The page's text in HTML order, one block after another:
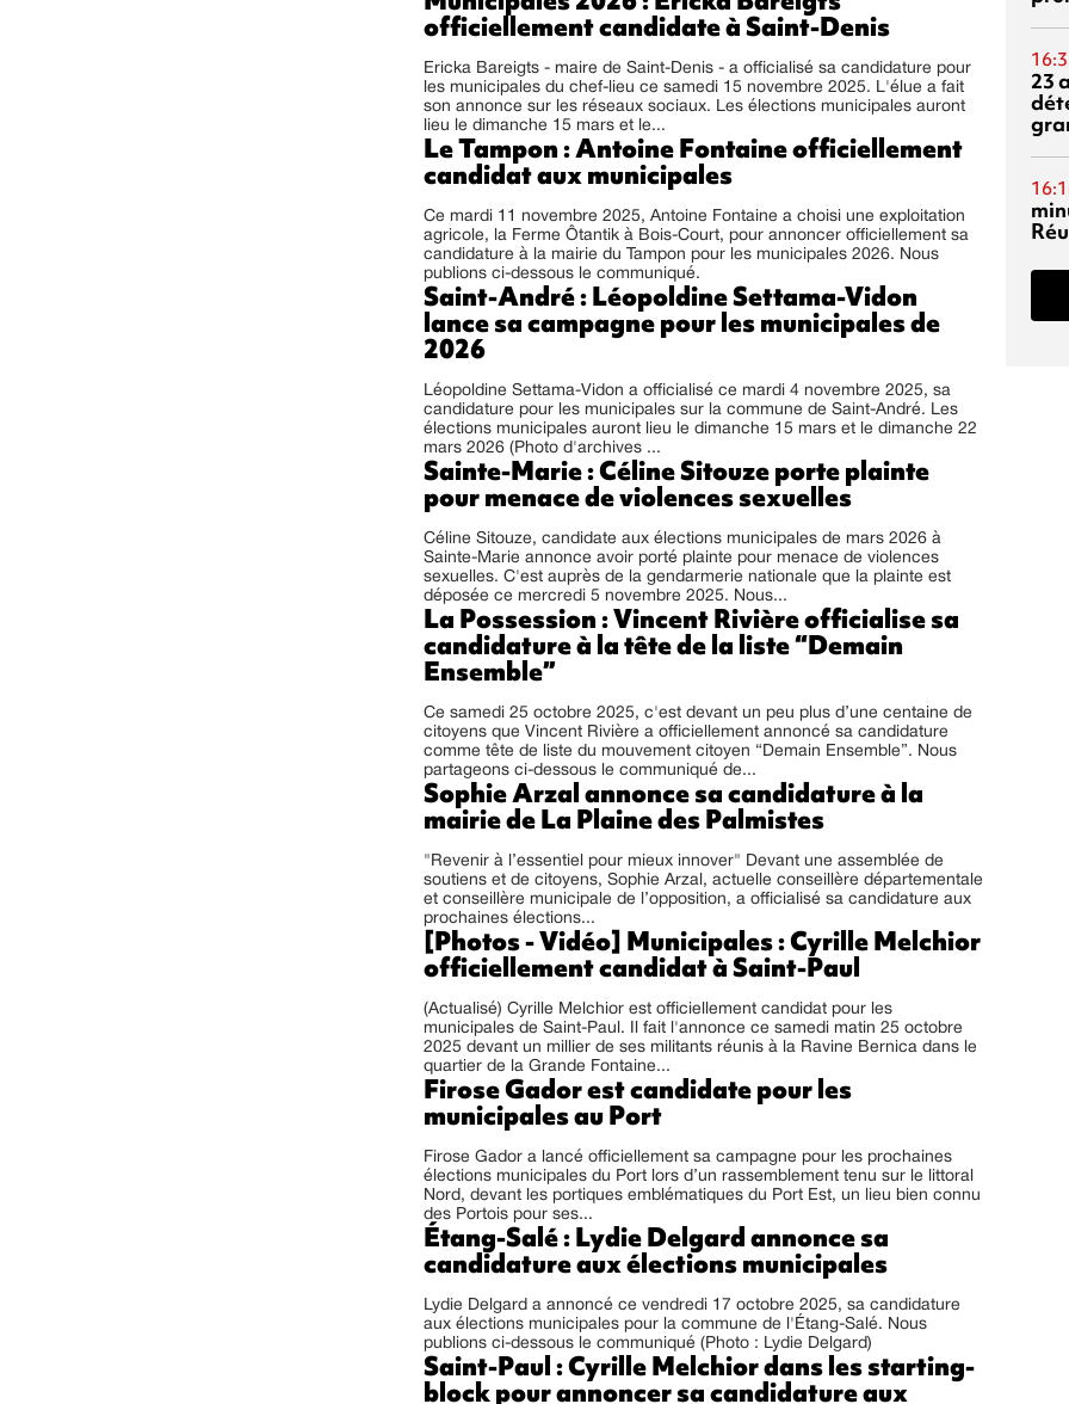
officiellement candidate à Saint-Denis
Ericka Bareigts - maire de Saint-Denis - a officialisé sa candidature pour
les municipales du chef-lieu ce samedi 15 novembre 2025. L'élue a fait
son annonce sur les réseaux sociaux. Les élections municipales auront
lieu le dimanche 15 mars et le...
Le Tampon : Antoine Fontaine officiellement
candidat aux municipales
Ce mardi 11 novembre 2025, Antoine Fontaine a choisi une exploitation
agricole, la Ferme Ôtantik à Bois-Court, pour annoncer officiellement sa
candidature à la mairie du Tampon pour les municipales 2026. Nous
publions ci-dessous le communiqué.
Saint-André : Léopoldine Settama-Vidon
lance sa campagne pour les municipales de
2026
Léopoldine Settama-Vidon a officialisé ce mardi 4 novembre 2025, sa
candidature pour les municipales sur la commune de Saint-André. Les
élections municipales auront lieu le dimanche 15 mars et le dimanche 22
mars 2026 (Photo d'archives ...
Sainte-Marie : Céline Sitouze porte plainte
pour menace de violences sexuelles
Céline Sitouze, candidate aux élections municipales de mars 2026 à
Sainte-Marie annonce avoir porté plainte pour menace de violences
sexuelles. C'est auprès de la gendarmerie nationale que la plainte est
déposée ce mercredi 5 novembre 2025. Nous...
La Possession : Vincent Rivière officialise sa
candidature à la tête de la liste “Demain
Ensemble”
Ce samedi 25 octobre 2025, c'est devant un peu plus d’une centaine de
citoyens que Vincent Rivière a officiellement annoncé sa candidature
comme tête de liste du mouvement citoyen “Demain Ensemble”. Nous
partageons ci-dessous le communiqué de...
Sophie Arzal annonce sa candidature à la
mairie de La Plaine des Palmistes
"Revenir à l’essentiel pour mieux innover" Devant une assemblée de
soutiens et de citoyens, Sophie Arzal, actuelle conseillère départementale
et conseillère municipale de l’opposition, a officialisé sa candidature aux
prochaines élections...
[Photos - Vidéo] Municipales : Cyrille Melchior
officiellement candidat à Saint-Paul
(Actualisé) Cyrille Melchior est officiellement candidat pour les
municipales de Saint-Paul. Il fait l'annonce ce samedi matin 25 octobre
2025 devant un millier de ses militants réunis à la Ravine Bernica dans le
quartier de la Grande Fontaine...
Firose Gador est candidate pour les
municipales au Port
Firose Gador a lancé officiellement sa campagne pour les prochaines
élections municipales du Port lors d’un rassemblement tenu sur le littoral
Nord, devant les portiques emblématiques du Port Est, un lieu bien connu
des Portois pour ses...
Étang-Salé : Lydie Delgard annonce sa
candidature aux élections municipales
Lydie Delgard a annoncé ce vendredi 17 octobre 2025, sa candidature
aux élections municipales pour la commune de l'Étang-Salé. Nous
publions ci-dessous le communiqué (Photo : Lydie Delgard)
Saint-Paul : Cyrille Melchior dans les starting-
block pour annoncer sa candidature aux
23